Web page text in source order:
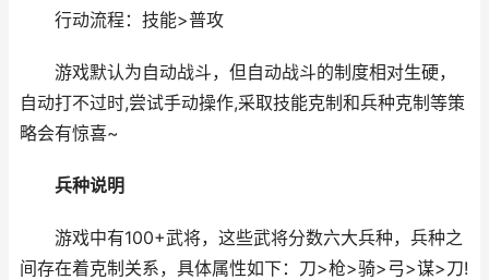
行动流程：技能>普攻
游戏默认为自动战斗，但自动战斗的制度相对生硬，
自动打不过时,尝试手动操作,采取技能克制和兵种克制等策
略会有惊喜~
兵种说明
游戏中有100+武将，这些武将分数六大兵种，兵种之
间存在着克制关系，具体属性如下：刀>枪>骑>弓>谋>刀!